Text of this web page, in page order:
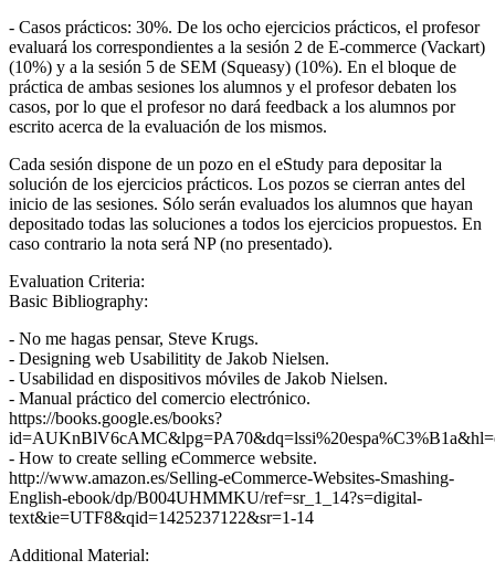
- Casos prácticos: 30%. De los ocho ejercicios prácticos, el profesor
evaluará los correspondientes a la sesión 2 de E-commerce (Vackart)
(10%) y a la sesión 5 de SEM (Squeasy) (10%). En el bloque de
práctica de ambas sesiones los alumnos y el profesor debaten los
casos, por lo que el profesor no dará feedback a los alumnos por
escrito acerca de la evaluación de los mismos.
Cada sesión dispone de un pozo en el eStudy para depositar la
solución de los ejercicios prácticos. Los pozos se cierran antes del
inicio de las sesiones. Sólo serán evaluados los alumnos que hayan
depositado todas las soluciones a todos los ejercicios propuestos. En
caso contrario la nota será NP (no presentado).
Evaluation Criteria:
Basic Bibliography:
- No me hagas pensar, Steve Krugs.
- Designing web Usabilitity de Jakob Nielsen.
- Usabilidad en dispositivos móviles de Jakob Nielsen.
- Manual práctico del comercio electrónico.
https://books.google.es/books?
- How to create selling eCommerce website.
http://www.amazon.es/Selling-eCommerce-Websites-Smashing-
English-ebook/dp/B004UHMMKU/ref=sr_1_14?s=digital-
text&ie=UTF8&qid=1425237122&sr=1-14
Additional Material: